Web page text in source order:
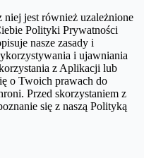
niej jest również uzależnione
Polityki Prywatności
nasze zasady i
i ujawniania
z Aplikacji lub
o Twoich prawach do
Przed skorzystaniem z
się z naszą Polityką